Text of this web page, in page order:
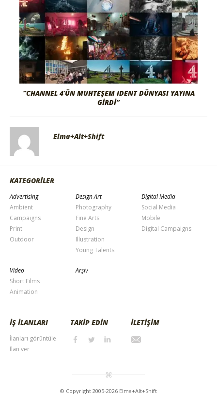
“CHANNEL 4’ÜN MUHTEŞEM IDENT DÜNYASI YAYINA
GIRDI”
Elma+Alt+Shift
KATEGORİLER
Advertising
Ambient
Campaigns
Print
Outdoor
Design Art
Photography
Fine Arts
Design
Illustration
Young Talents
Digital Media
Social Media
Mobile
Digital Campaigns
Video
Short Films
Animation
Arşiv
İŞ İLANLARI
İlanları görüntüle
İlan ver
TAKİP EDİN İLETİŞİM
© Copyright 2005-2026 Elma+Alt+Shift